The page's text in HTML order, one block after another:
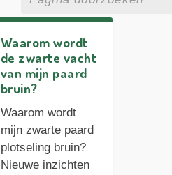
Waarom wordt
de zwarte vacht
van mijn paard
bruin?
Waarom wordt
mijn zwarte paard
plotseling bruin?
Nieuwe inzichten